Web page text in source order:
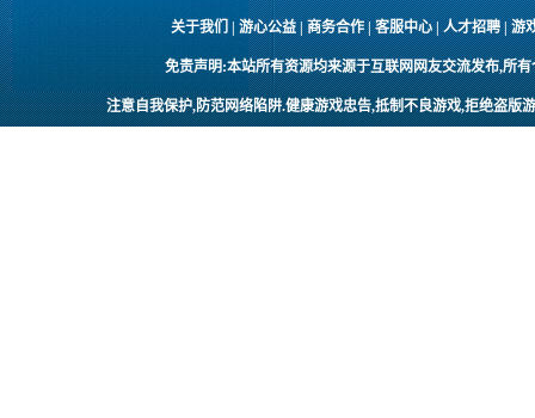
关于我们 | 游心公益 | 商务合作 | 客服中心 | 人才招聘 |
免责声明:本站所有资源均来源于互联网网友交流发布,所
注意自我保护,防范网络陷阱.健康游戏忠告,抵制不良游戏,拒绝盗版